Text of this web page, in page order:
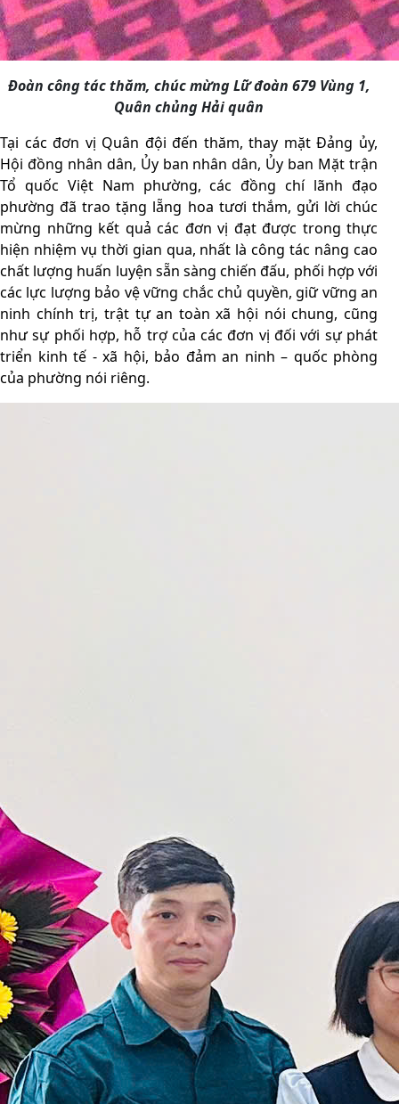
Đoàn công tác thăm, chúc mừng Lữ đoàn 679 Vùng 1,
Quân chủng Hải quân
Tại các đơn vị Quân đội đến thăm, thay mặt Đảng ủy,
Hội đồng nhân dân, Ủy ban nhân dân, Ủy ban Mặt trận
Tổ quốc Việt Nam phường, các đồng chí lãnh đạo
phường đã trao tặng lẵng hoa tươi thắm, gửi lời chúc
mừng những kết quả các đơn vị đạt được trong thực
hiện nhiệm vụ thời gian qua, nhất là công tác nâng cao
chất lượng huấn luyện sẵn sàng chiến đấu, phối hợp với
các lực lượng bảo vệ vững chắc chủ quyền, giữ vững an
ninh chính trị, trật tự an toàn xã hội nói chung, cũng
như sự phối hợp, hỗ trợ của các đơn vị đối với sự phát
triển kinh tế - xã hội, bảo đảm an ninh – quốc phòng
của phường nói riêng.